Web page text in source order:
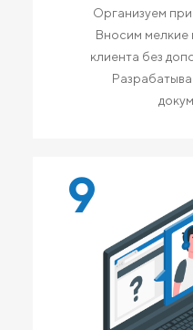
Организуем
Вносим
клиента без
9